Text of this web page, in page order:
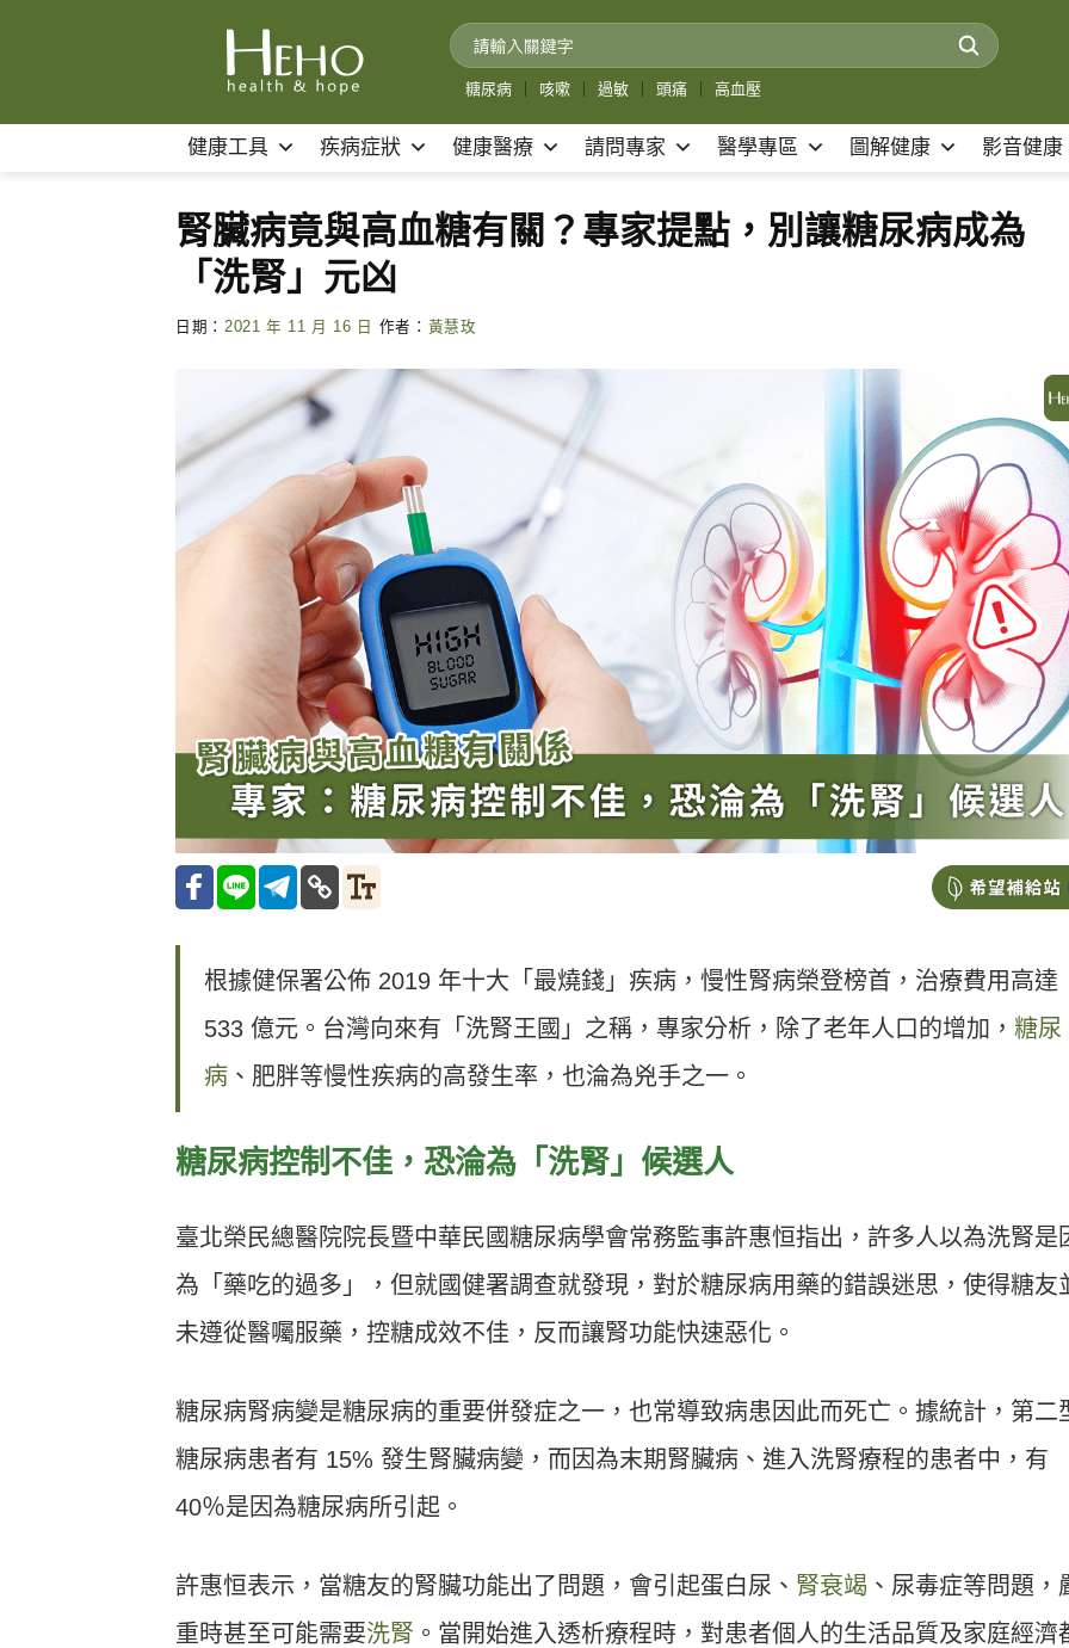
糖尿病 咳嗽 過敏 頭痛 高血壓
健康工具 疾病症狀 健康醫療 請問專家 醫學專區 圖解健康 影音健康
腎臟病竟與高血糖有關？專家提點，別讓糖尿病成為
「洗腎」元凶
日期： 2021 年 11 月 16 日 作者： 黃慧玫
根據健保署公佈 2019 年十大「最燒錢」疾病，慢性腎病榮登榜首，治療費用高達
533 億元。台灣向來有「洗腎王國」之稱，專家分析，除了老年人口的增加， 糖尿
病 、肥胖等慢性疾病的高發生率，也淪為兇手之一。
糖尿病控制不佳，恐淪為「洗腎」候選人
臺北榮民總醫院院長暨中華民國糖尿病學會常務監事許惠恒指出，許多人以為洗腎是
為「藥吃的過多」，但就國健署調查就發現，對於糖尿病用藥的錯誤迷思，使得糖友
未遵從醫囑服藥，控糖成效不佳，反而讓腎功能快速惡化。
糖尿病腎病變是糖尿病的重要併發症之一，也常導致病患因此而死亡。據統計，第二
糖尿病患者有 15% 發生腎臟病變，而因為末期腎臟病、進入洗腎療程的患者中，有
40％是因為糖尿病所引起。
許惠恒表示，當糖友的腎臟功能出了問題，會引起蛋白尿、 腎衰竭 、尿毒症等問題，
重時甚至可能需要洗腎 。當開始進入透析療程時，對患者個人的生活品質及家庭經濟